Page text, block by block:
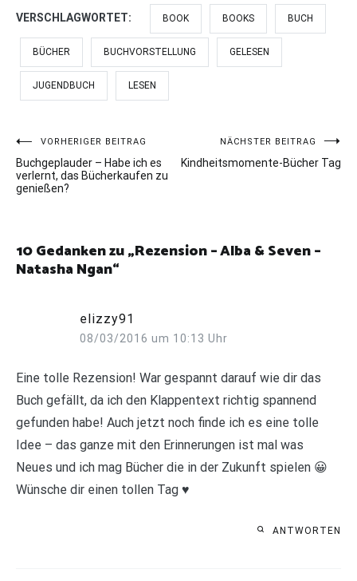
VERSCHLAGWORTET: BOOK BOOKS BUCH
BÜCHER BUCHVORSTELLUNG GELESEN
JUGENDBUCH LESEN
Beitragsnavigation
VORHERIGER BEITRAG
Buchgeplauder – Habe ich es
verlernt, das Bücherkaufen zu
genießen?
NÄCHSTER BEITRAG
Kindheitsmomente-Bücher Tag
10 Gedanken zu „Rezension – Alba & Seven –
Natasha Ngan“
elizzy91
08/03/2016 um 10:13 Uhr
Eine tolle Rezension! War gespannt darauf wie dir das
Buch gefällt, da ich den Klappentext richtig spannend
gefunden habe! Auch jetzt noch finde ich es eine tolle
Idee – das ganze mit den Erinnerungen ist mal was
Neues und ich mag Bücher die in der Zukunft spielen 😀
Wünsche dir einen tollen Tag ♥
ANTWORTEN